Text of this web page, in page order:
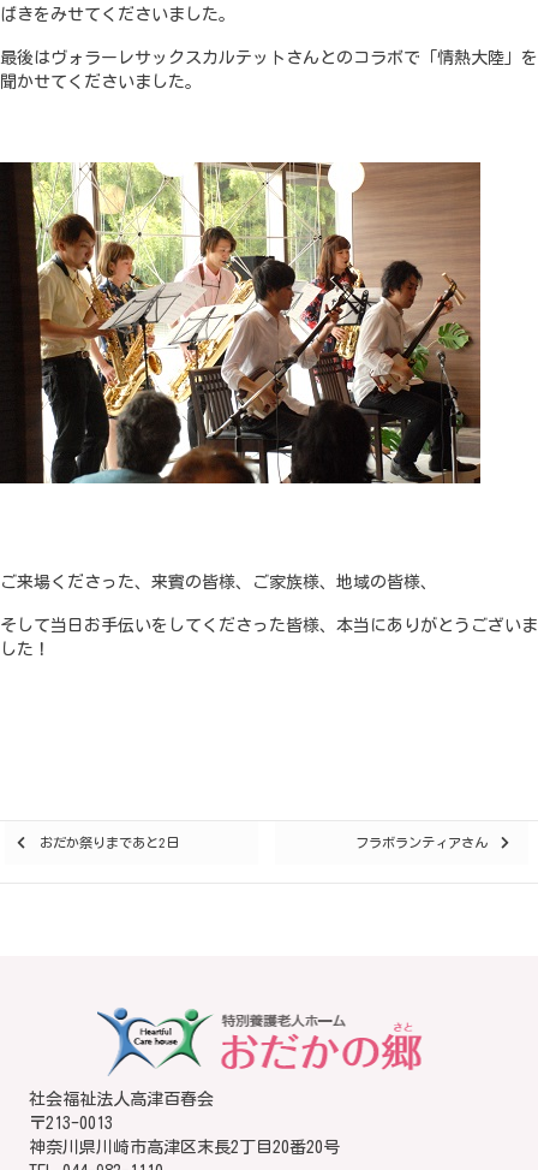
ばきをみせてくださいました。
最後はヴォラーレサックスカルテットさんとのコラボで「情熱大陸」を
聞かせてくださいました。
ご来場くださった、来賓の皆様、ご家族様、地域の皆様、
そして当日お手伝いをしてくださった皆様、本当にありがとうございま
した！
Postsおだか祭りまであと2日 フラボランティアさん
社会福祉法人高津百春会
〒213-0013
神奈川県川崎市高津区末長2丁目20番20号